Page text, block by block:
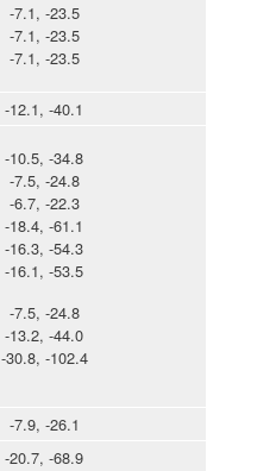
-7.1, -23.5
-7.1, -23.5
-7.1, -23.5
-12.1, -40.1
-10.5, -34.8
-7.5, -24.8
-6.7, -22.3
-18.4, -61.1
-16.3, -54.3
-16.1, -53.5
-7.5, -24.8
-13.2, -44.0
-30.8, -102.4
-7.9, -26.1
-20.7, -68.9